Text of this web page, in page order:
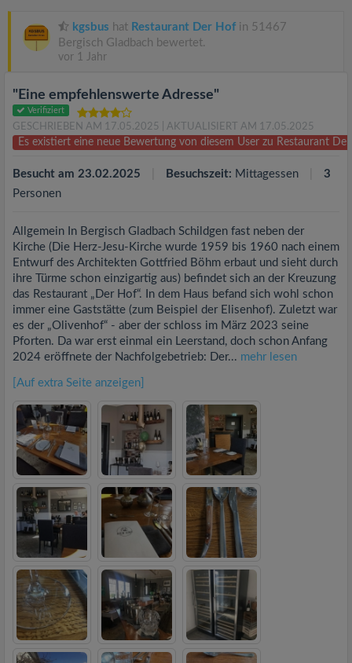
kgsbus hat Restaurant Der Hof in 51467
Bergisch Gladbach bewertet.
vor 1 Jahr
"Eine empfehlenswerte Adresse"
Verifiziert
GESCHRIEBEN AM 17.05.2025 | AKTUALISIERT AM 17.05.2025
Es existiert eine neue Bewertung von diesem User zu Restaurant
Besucht am 23.02.2025 Besuchszeit: Mittagessen
3
Personen
Allgemein In Bergisch Gladbach Schildgen fast neben der
Kirche (Die Herz-Jesu-Kirche wurde 1959 bis 1960 nach einem
Entwurf des Architekten Gottfried Böhm erbaut und sieht durch
ihre Türme schon einzigartig aus) befindet sich an der Kreuzung
das Restaurant „Der Hof“. In dem Haus befand sich wohl schon
immer eine Gaststätte (zum Beispiel der Elisenhof). Zuletzt war
es der „Olivenhof“ - aber der schloss im März 2023 seine
Pforten. Da war erst einmal ein Leerstand, doch schon Anfang
2024 eröffnete der Nachfolgebetrieb: Der... mehr lesen
[Auf extra Seite anzeigen]